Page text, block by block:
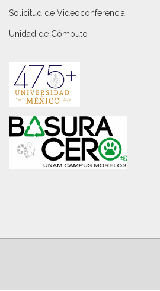
Solicitud de Videoconferencia.
Unidad de Cómputo